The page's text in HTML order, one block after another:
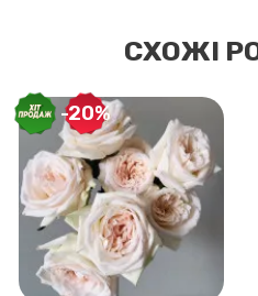
СХОЖІ
-20%